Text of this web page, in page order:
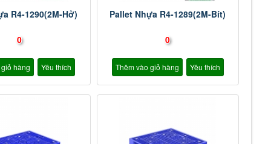
R4-1290(2M-Hở)
0
hàng Yêu thích
Pallet Nhựa R4-1289(2M-Bít)
0
Thêm vào giỏ hàng Yêu thích